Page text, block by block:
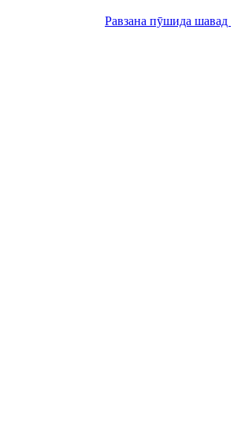
Равзана пӯшида шавад